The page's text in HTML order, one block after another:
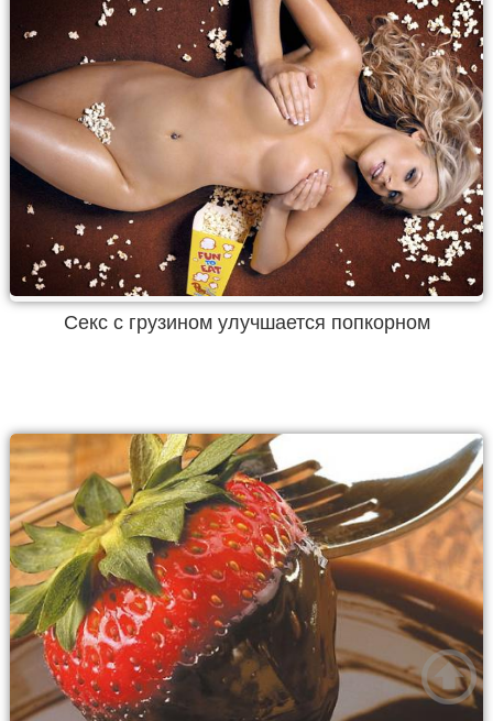
Секс с грузином улучшается попкорном